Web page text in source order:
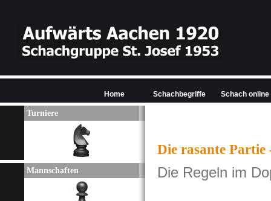
Turniere
Mannschaften
Die rasante Partie
Die Regeln im
Home Schachbegriffe Schach online